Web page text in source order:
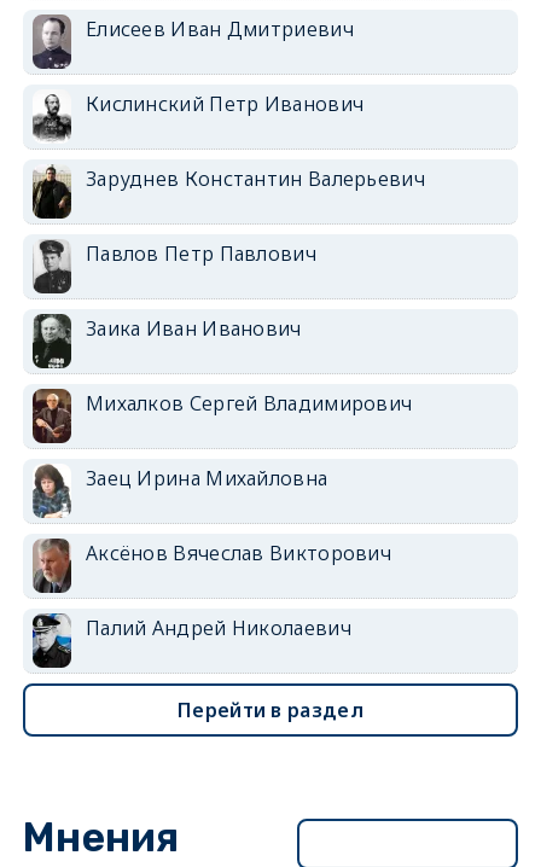
Елисеев Иван Дмитриевич
Кислинский Петр Иванович
Заруднев Константин Валерьевич
Павлов Петр Павлович
Заика Иван Иванович
Михалков Сергей Владимирович
Заец Ирина Михайловна
Аксёнов Вячеслав Викторович
Палий Андрей Николаевич
Перейти в раздел
Мнения